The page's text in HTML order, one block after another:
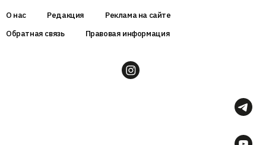
О нас Редакция
Реклама на сайте
Обратная связь
Правовая информация